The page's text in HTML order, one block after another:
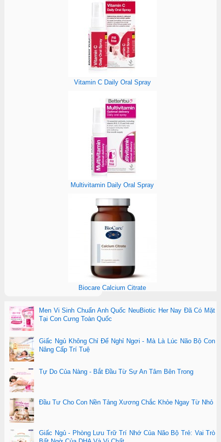
Vitamin C Daily Oral Spray
Multivitamin Daily Oral Spray
Biocare Calcium Citrate
Men Vi Sinh Chuẩn Anh Quốc NeuBiotic Her Nay Đã Có Mặt
Tại Con Cưng Toàn Quốc
Giấc Ngủ Không Chỉ Để Nghỉ Ngơi - Mà Là Lúc Não Bộ Con
Nâng Cấp Trí Tuệ
Tự Do Của Nàng - Bắt Đầu Từ Sự An Tâm Bên Trong
Đầu Tư Cho Con Nền Tảng Xương Chắc Khỏe Ngay Từ Nhỏ
Giấc Ngủ - Phòng Lưu Trữ Trí Nhớ Của Não Bộ Trẻ: Vai Trò